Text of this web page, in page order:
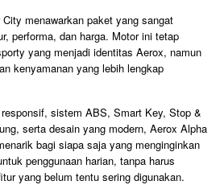
menawarkan paket yang sangat
performa, dan harga. Motor ini tetap
yang menjadi identitas Aerox, namun
kenyamanan yang lebih lengkap
sistem ABS, Smart Key, Stop &
serta desain yang modern, Aerox Alpha
bagi siapa saja yang menginginkan
penggunaan harian, tanpa harus
yang belum tentu sering digunakan.